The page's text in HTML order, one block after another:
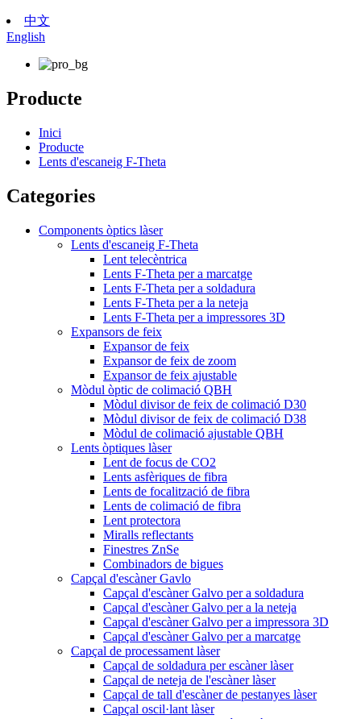
中文
English
Producte
Inici
Producte
Lents d'escaneig F-Theta
Categories
Components òptics làser
Lents d'escaneig F-Theta
Lent telecèntrica
Lents F-Theta per a marcatge
Lents F-Theta per a soldadura
Lents F-Theta per a la neteja
Lents F-Theta per a impressores 3D
Expansors de feix
Expansor de feix
Expansor de feix de zoom
Expansor de feix ajustable
Mòdul òptic de colimació QBH
Mòdul divisor de feix de colimació D30
Mòdul divisor de feix de colimació D38
Mòdul de colimació ajustable QBH
Lents òptiques làser
Lent de focus de CO2
Lents asfèriques de fibra
Lents de focalització de fibra
Lents de colimació de fibra
Lent protectora
Miralls reflectants
Finestres ZnSe
Combinadors de bigues
Capçal d'escàner Gavlo
Capçal d'escàner Galvo per a soldadura
Capçal d'escàner Galvo per a la neteja
Capçal d'escàner Galvo per a impressora 3D
Capçal d'escàner Galvo per a marcatge
Capçal de processament làser
Capçal de soldadura per escàner làser
Capçal de neteja de l'escàner làser
Capçal de tall d'escàner de pestanyes làser
Capçal oscil·lant làser